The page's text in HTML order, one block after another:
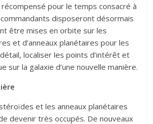
pour le temps consacré à
commandants disposeront désormais
être mises en orbite sur les
et d’anneaux planétaires pour les
localiser les points d’intérêt et
sur la galaxie d’une nouvelle manière.
et les anneaux planétaires
devenir très occupés. De nouveaux